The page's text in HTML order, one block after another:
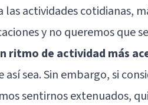
actividades cotidianas,
y no queremos que
ritmo de actividad más
así sea. Sin embargo, si
sentirnos extenuados,